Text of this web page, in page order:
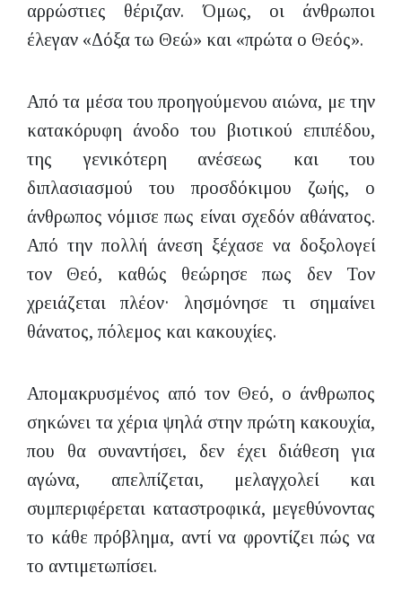
αρρώστιες θέριζαν. Όμως, οι άνθρωποι
έλεγαν «Δόξα τω Θεώ» και «πρώτα ο Θεός».
Από τα μέσα του προηγούμενου αιώνα, με την
κατακόρυφη άνοδο του βιοτικού επιπέδου,
της γενικότερη ανέσεως και του
διπλασιασμού του προσδόκιμου ζωής, ο
άνθρωπος νόμισε πως είναι σχεδόν αθάνατος.
Από την πολλή άνεση ξέχασε να δοξολογεί
τον Θεό, καθώς θεώρησε πως δεν Τον
χρειάζεται πλέον· λησμόνησε τι σημαίνει
θάνατος, πόλεμος και κακουχίες.
Απομακρυσμένος από τον Θεό, ο άνθρωπος
σηκώνει τα χέρια ψηλά στην πρώτη κακουχία,
που θα συναντήσει, δεν έχει διάθεση για
αγώνα, απελπίζεται, μελαγχολεί και
συμπεριφέρεται καταστροφικά, μεγεθύνοντας
το κάθε πρόβλημα, αντί να φροντίζει πώς να
το αντιμετωπίσει.